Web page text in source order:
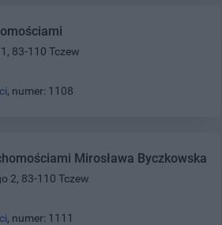
83-110 Tczew
, numer: 1108
Mirosława Byczkowska
2, 83-110 Tczew
, numer: 1111